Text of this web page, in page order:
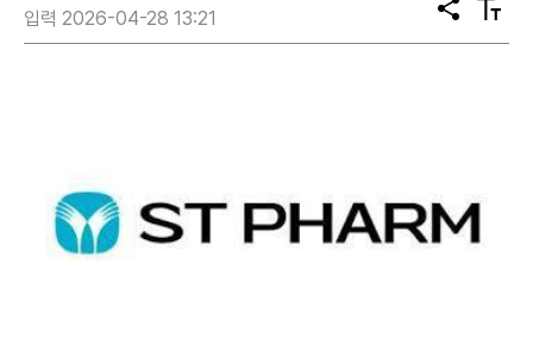
입력 2026-04-28 13:21
공
유
텍
스